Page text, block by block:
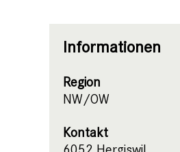
Informationen
Region
NW/OW
Kontakt